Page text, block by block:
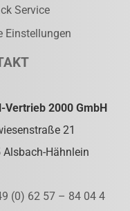
Service
Einstellungen
Vertrieb 2000 GmbH
21
Alsbach-Hähnlein
(0) 62 57 – 84 04 4